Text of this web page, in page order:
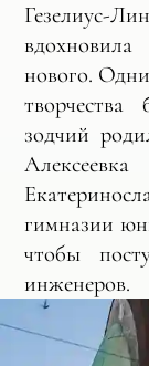
нового.
зодчий
гимназии
чтобы
инженеров.